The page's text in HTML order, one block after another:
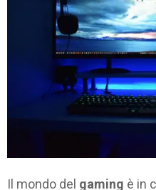
Il mondo del gaming è in